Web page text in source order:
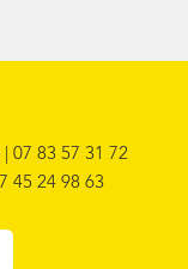
07 83 57 31 72
45 24 98 63